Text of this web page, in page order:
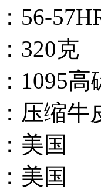
56-
320克
1095高
压缩牛
美国
美国